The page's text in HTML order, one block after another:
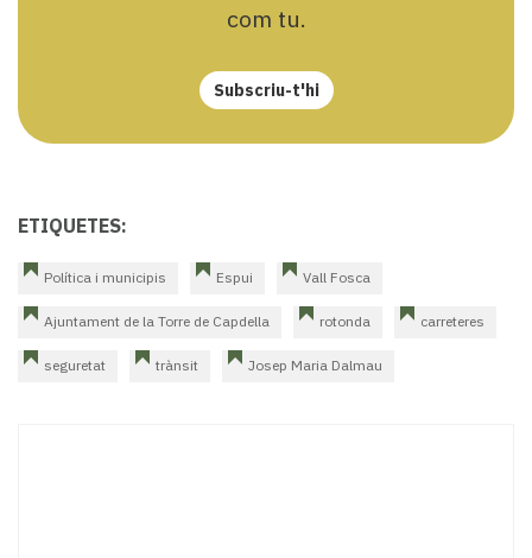
com tu.
Subscriu-t'hi
ETIQUETES:
Política i municipis Espui Vall Fosca
Ajuntament de la Torre de Capdella rotonda carreteres
seguretat trànsit Josep Maria Dalmau